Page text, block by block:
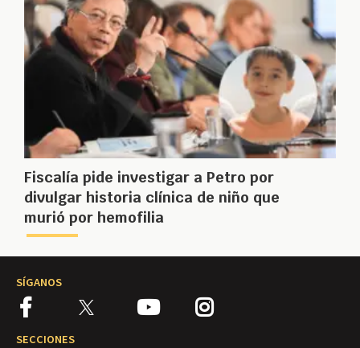
Fiscalía pide investigar a Petro por
divulgar historia clínica de niño que
murió por hemofilia
SÍGANOS
SECCIONES